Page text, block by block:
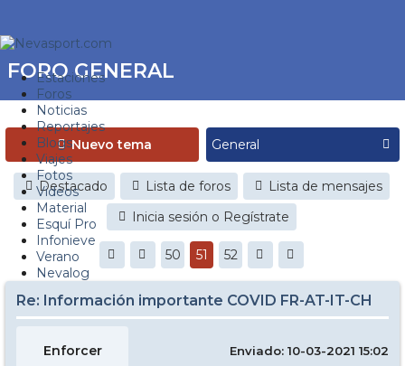
Estaciones
Foros
Noticias
Reportajes
Blogs
Viajes
Fotos
Videos
Material
Esquí Pro
Infonieve
Verano
Nevalog
FORO GENERAL
Nuevo tema
Destacado Lista de foros
Lista de mensajes
Inicia sesión o Regístrate
50 51 52
Re: Información importante COVID FR-AT-IT-CH
Enforcer Enviado: 10-03-2021 15:02